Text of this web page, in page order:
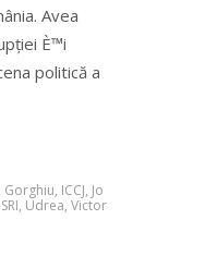
Avea
È™i
politică a
Gorghiu, ICCJ, Jo
SRI, Udrea, Victor